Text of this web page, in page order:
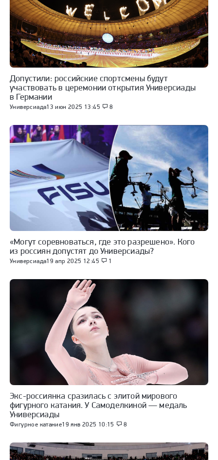
Универсиада13 июн 2025 13:45 8
Допустили: российские спортсмены будут
участвовать в церемонии открытия Универсиады
в Германии
Универсиада19 апр 2025 12:45 1
«Могут соревноваться, где это разрешено». Кого
из россиян допустят до Универсиады?
Фигурное катание19 янв 2025 10:15 8
Экс-россиянка сразилась с элитой мирового
фигурного катания. У Самоделкиной — медаль
Универсиады